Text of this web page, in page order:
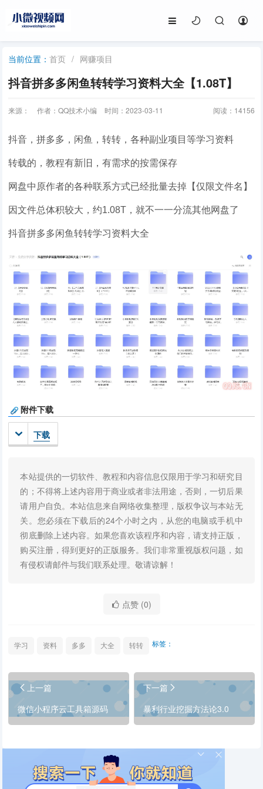
当前位置：首页 / 网赚项目
抖音拼多多闲鱼转转学习资料大全【1.08T】
来源： 作者：QQ技术小编 时间：2023-03-11 阅读： 14156
抖音，拼多多，闲鱼，转转，各种副业项目等学习资料
转载的，教程有新旧，有需求的按需保存
网盘中原作者的各种联系方式已经批量去掉【仅限文件名】
因文件总体积较大，约1.08T，就不一一分流其他网盘了
抖音拼多多闲鱼转转学习资料大全
附件下载
下载
本站提供的一切软件、教程和内容信息仅限用于学习和研究目
的；不得将上述内容用于商业或者非法用途，否则，一切后果
请用户自负。本站信息来自网络收集整理，版权争议与本站无
关。您必须在下载后的24个小时之内，从您的电脑或手机中
彻底删除上述内容。如果您喜欢该程序和内容，请支持正版，
购买注册，得到更好的正版服务。我们非常重视版权问题，如
有侵权请邮件与我们联系处理。敬请谅解！
点赞 (0)
标签：
学习 资料 多多 大全 转转
上一篇
微信小程序云工具箱源码
下一篇
暴利行业挖掘方法论3.0